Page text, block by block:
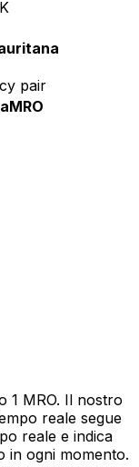
pair
MRO
1 MRO. Il nostro
reale segue
reale e indica
in ogni momento.